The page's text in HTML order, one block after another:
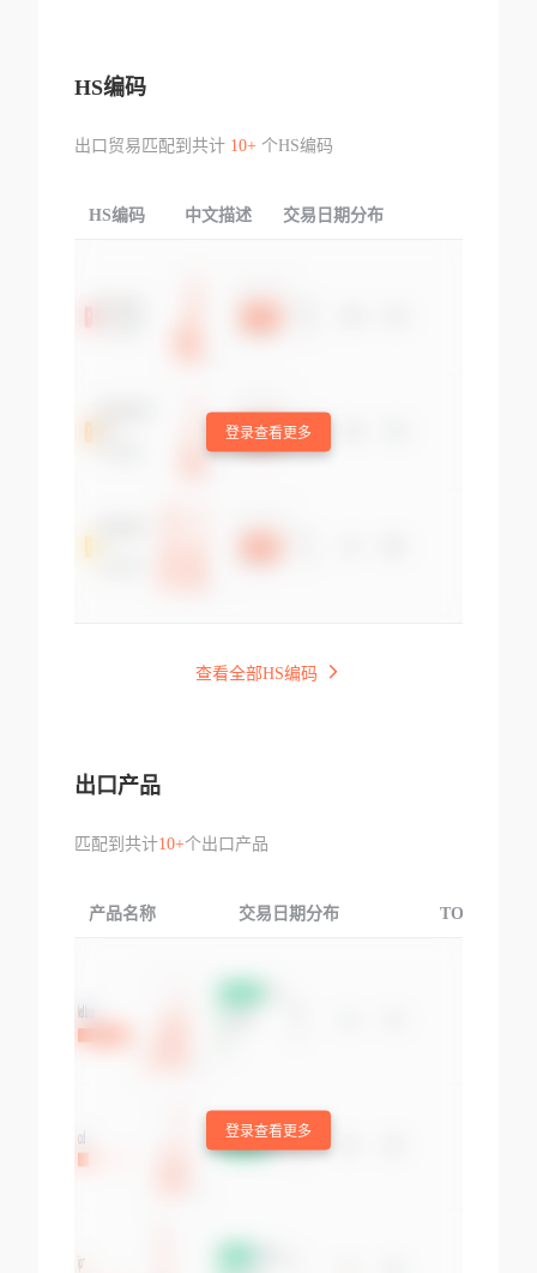
HS编码
出口贸易匹配到共计 10+个HS编码
HS编码 中文描述 交易日期分布
登录查看更多
查看全部HS编码
出口产品
匹配到共计10+个出口产品
产品名称 交易日期分布 TOP3交易国
登录查看更多